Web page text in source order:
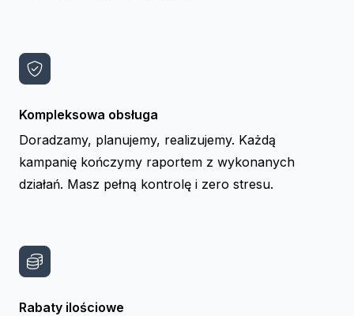
Kompleksowa obsługa
Doradzamy, planujemy, realizujemy. Każdą
kampanię kończymy raportem z wykonanych
działań. Masz pełną kontrolę i zero stresu.
Rabaty ilościowe